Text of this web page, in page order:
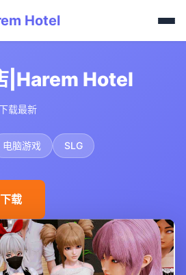
Hotel
|Harem Hotel
载最新
电脑游戏 SLG
载